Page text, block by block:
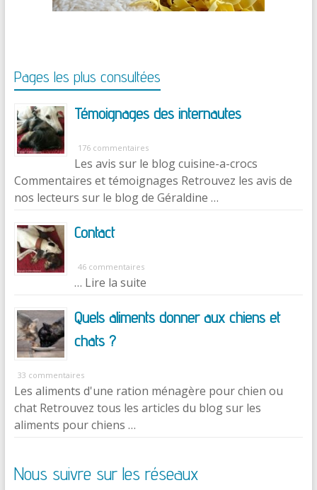
Pages les plus consultées
Témoignages des internautes
176 commentaires
Les avis sur le blog cuisine-a-crocs
Commentaires et témoignages Retrouvez les avis de
nos lecteurs sur le blog de Géraldine …
Contact
46 commentaires
… Lire la suite
Quels aliments donner aux chiens et
chats ?
33 commentaires
Les aliments d'une ration ménagère pour chien ou
chat Retrouvez tous les articles du blog sur les
aliments pour chiens …
Nous suivre sur les réseaux